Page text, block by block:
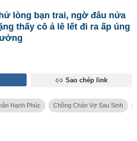
lòng bạn trai, ngờ đâu nửa
thấy cô ả lê lết đi ra ấp úng
Sao chép link
Hạnh Phúc Chồng Chán Vợ Sau Sinh